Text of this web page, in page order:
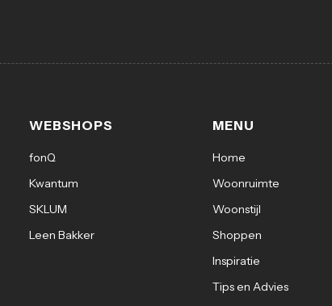
WEBSHOPS
fonQ
Kwantum
SKLUM
Leen Bakker
MENU
Home
Woonruimte
Woonstijl
Shoppen
Inspiratie
Tips en Advies